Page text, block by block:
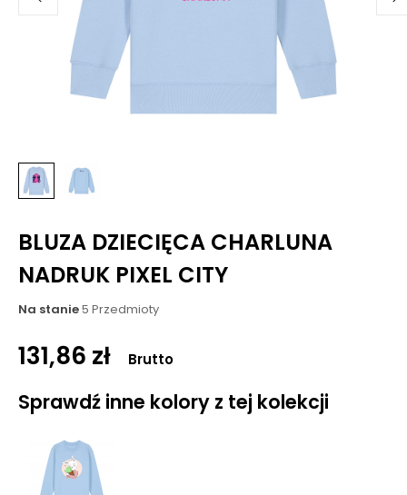
BLUZA DZIECIĘCA CHARLUNA
NADRUK PIXEL CITY
Na stanie5 Przedmioty
131,86 zł Brutto
Sprawdź inne kolory z tej kolekcji